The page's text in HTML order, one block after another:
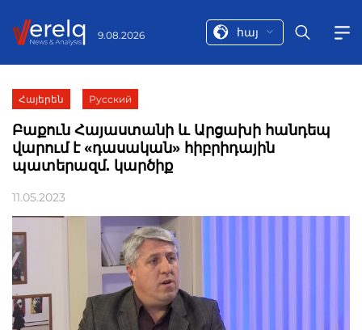
9.08.2026 հայ
Հայերեն Русский
Բաքուն Հայաստանի և Արցախի հանդեպ
վարում է «դասական» հիբրիդային
պատերազմ. կարծիք
11.05.2023